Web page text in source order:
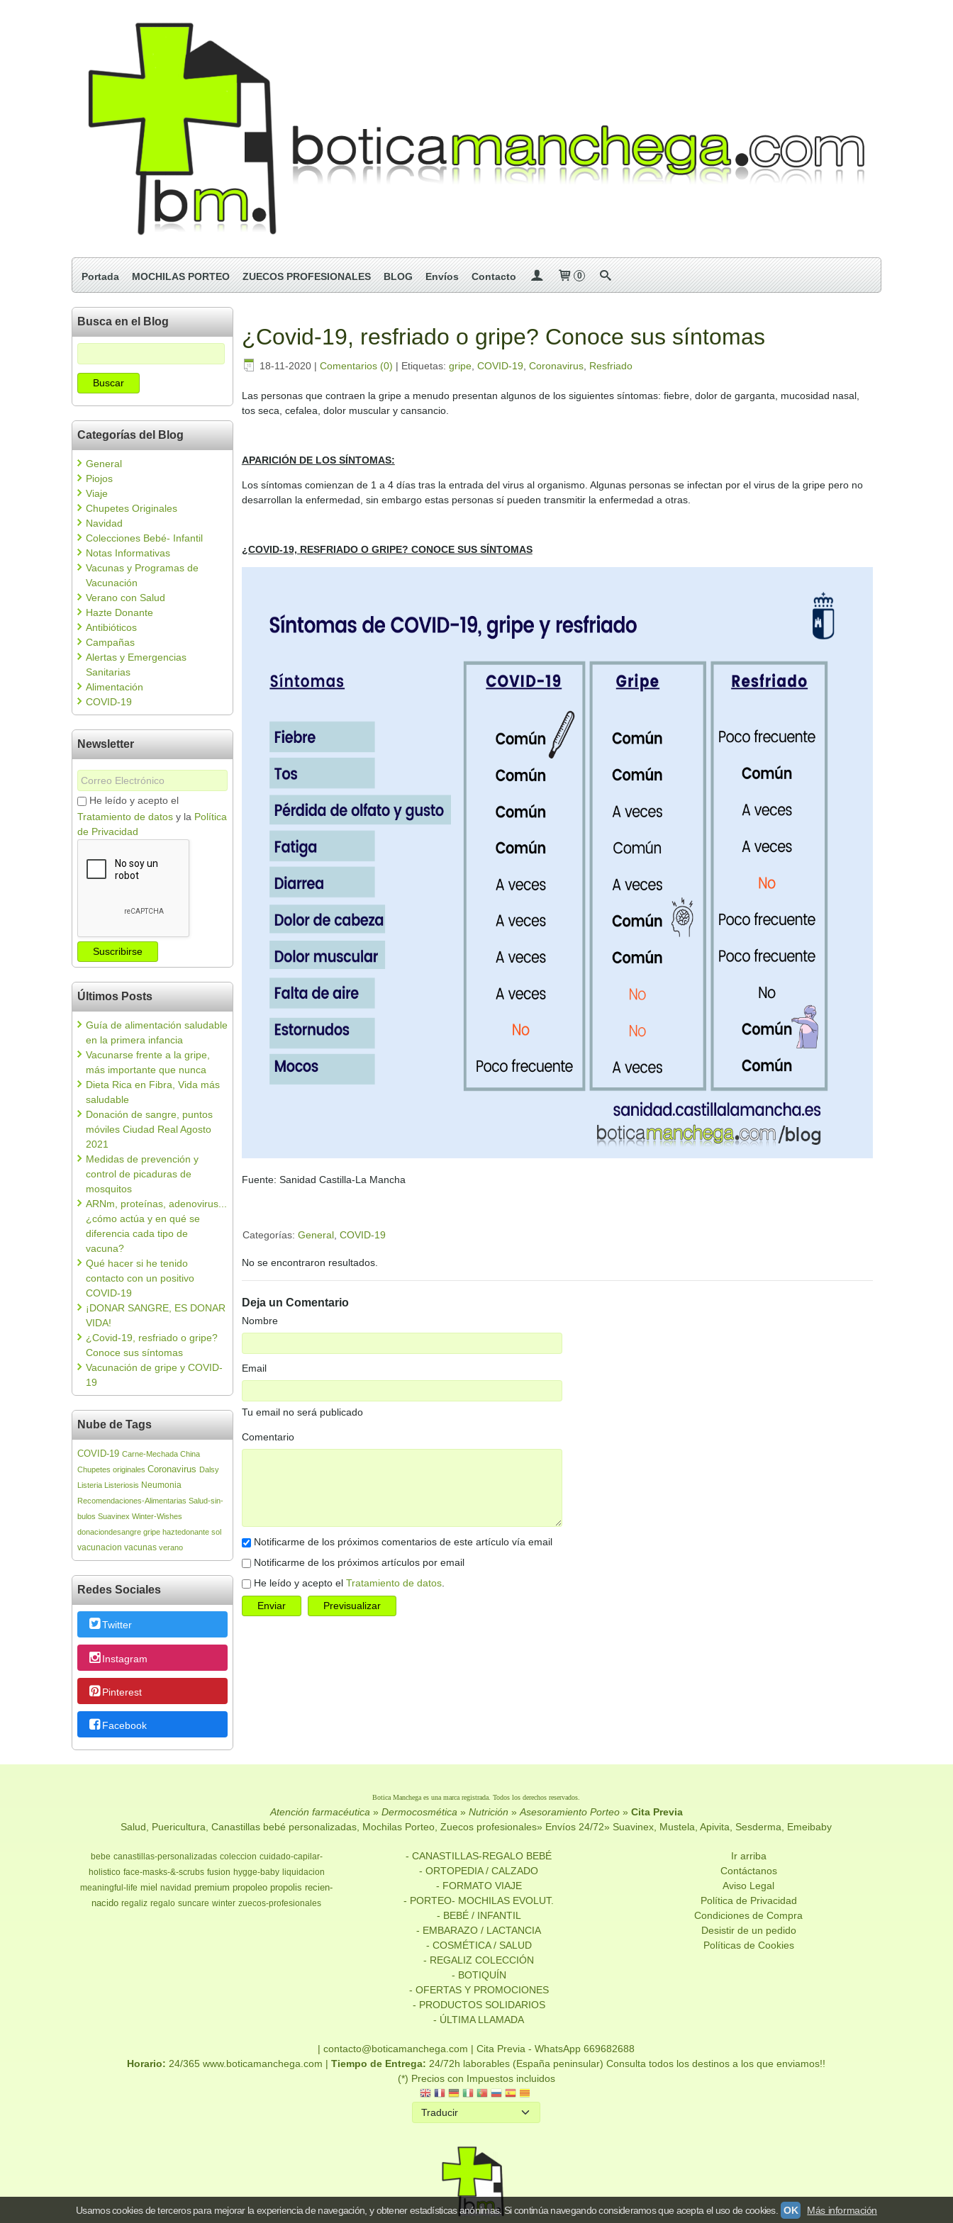
Portada MOCHILAS PORTEO ZUECOS PROFESIONALES BLOG Envíos Contacto 0
Busca en el Blog
Categorías del Blog
General
Piojos
Viaje
Chupetes Originales
Navidad
Colecciones Bebé- Infantil
Notas Informativas
Vacunas y Programas de
Vacunación
Verano con Salud
Hazte Donante
Antibióticos
Campañas
Alertas y Emergencias
Sanitarias
Alimentación
COVID-19
Newsletter
He leído y acepto el
Tratamiento de datosy la Política
de Privacidad
Últimos Posts
Guía de alimentación saludable
en la primera infancia
Vacunarse frente a la gripe,
más importante que nunca
Dieta Rica en Fibra, Vida más
saludable
Donación de sangre, puntos
móviles Ciudad Real Agosto
2021
Medidas de prevención y
control de picaduras de
mosquitos
ARNm, proteínas, adenovirus...
¿cómo actúa y en qué se
diferencia cada tipo de
vacuna?
Qué hacer si he tenido
contacto con un positivo
COVID-19
¡DONAR SANGRE, ES DONAR
VIDA!
¿Covid-19, resfriado o gripe?
Conoce sus síntomas
Vacunación de gripe y COVID-
19
Nube de Tags
COVID-19 Carne-Mechada China
Chupetes originales Coronavirus Dalsy
Listeria Listeriosis Neumonia
Recomendaciones-Alimentarias Salud-sin-
bulos Suavinex Winter-Wishes
donaciondesangre gripe haztedonante sol
vacunacion vacunas verano
Redes Sociales
Twitter
Instagram
Pinterest
Facebook
¿Covid-19, resfriado o gripe? Conoce sus síntomas
18-11-2020| Comentarios (0) | Etiquetas: gripe, COVID-19 Coronavirus, Resfriado
Las personas que contraen la gripe a menudo presentan algunos de los siguientes síntomas: fiebre, dolor de garganta, mucosidad nasal,
tos seca, cefalea, dolor muscular y cansancio.
APARICIÓN DE LOS SÍNTOMAS:
Los síntomas comienzan de 1 a 4 días tras la entrada del virus al organismo. Algunas personas se infectan por el virus de la gripe pero no
desarrollan la enfermedad, sin embargo estas personas sí pueden transmitir la enfermedad a otras.
¿COVID-19, RESFRIADO O GRIPE? CONOCE SUS SÍNTOMAS
Fuente: Sanidad Castilla-La Mancha
Categorías: General, COVID-19
No se encontraron resultados.
Deja un Comentario
Nombre
Email
Tu email no será publicado
Comentario
Notificarme de los próximos comentarios de este artículo vía email
Notificarme de los próximos artículos por email
He leído y acepto el Tratamiento de datos.
Botica Manchega es una marca registrada. Todos los derechos reservados.
Atención farmacéutica » Dermocosmética » Nutrición » Asesoramiento Porteo » Cita Previa
Salud, Puericultura, Canastillas bebé personalizadas, Mochilas Porteo, Zuecos profesionales» Envíos 24/72» Suavinex, Mustela, Apivita, Sesderma, Emeibaby
bebe canastillas-personalizadas coleccion cuidado-capilar-
holistico face-masks-&-scrubs fusion hygge-baby liquidacion
meaningful-life miel navidad premium propoleo propolis recien-
nacido regaliz regalo suncare winter zuecos-profesionales
- CANASTILLAS-REGALO BEBÉ
- ORTOPEDIA / CALZADO
- FORMATO VIAJE
- PORTEO- MOCHILAS EVOLUT.
- BEBÉ / INFANTIL
- EMBARAZO / LACTANCIA
- COSMÉTICA / SALUD
- REGALIZ COLECCIÓN
- BOTIQUÍN
- OFERTAS Y PROMOCIONES
- PRODUCTOS SOLIDARIOS
- ÚLTIMA LLAMADA
Ir arriba
Contáctanos
Aviso Legal
Política de Privacidad
Condiciones de Compra
Desistir de un pedido
Políticas de Cookies
| contacto@boticamanchega.com |Cita Previa - WhatsApp 669682688
Horario: 24/365 www.boticamanchega.com |Tiempo de Entrega: 24/72h laborables (España peninsular) Consulta todos los destinos a los que enviamos!!
(*) Precios con Impuestos incluidos
Usamos cookies de terceros para mejorar la experiencia de navegación, y obtener estadísticas anónimas. Si continúa navegando consideramos que acepta el uso de cookies. OK Más información